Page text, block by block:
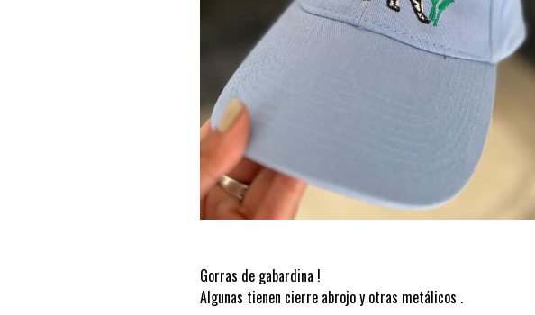
Gorras de gabardina !
Algunas tienen cierre abrojo y otras metálicos .